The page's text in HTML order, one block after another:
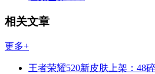
相关文章
更多+
王者荣耀520新皮肤上架：48